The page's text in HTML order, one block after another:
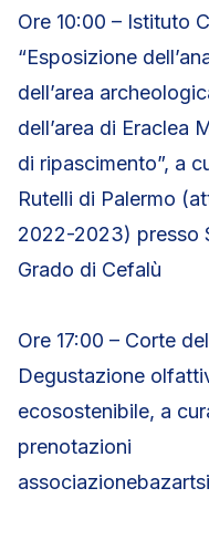
Ore 10:00 – Istituto
“Esposizione
dell’area
dell’area di Eraclea
di ripascimento”, a
Rutelli di Palermo
2022-2023) presso
Grado di Cefalù
Ore 17:00 – Corte
Degustazione
ecosostenibile, a
prenotazioni